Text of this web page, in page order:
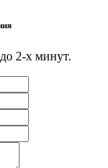
2-x минут.